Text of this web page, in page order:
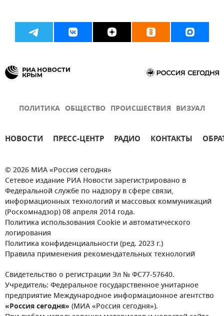
ПОЛИТИКА ОБЩЕСТВО ПРОИСШЕСТВИЯ ВИЗУАЛ
НОВОСТИ ПРЕСС-ЦЕНТР РАДИО КОНТАКТЫ
© 2026 МИА «Россия сегодня»
Сетевое издание РИА Новости зарегистрировано в
Федеральной службе по надзору в сфере связи,
информационных технологий и массовых коммуникаций
(Роскомнадзор) 08 апреля 2014 года.
Политика использования Cookie и автоматического
логирования
Политика конфиденциальности (ред. 2023 г.)
Правила применения рекомендательных технологий
Свидетельство о регистрации Эл № ФС77-57640.
Учредитель: Федеральное государственное унитарное
предприятие Международное информационное агентство
«Россия сегодня» (МИА «Россия сегодня»).